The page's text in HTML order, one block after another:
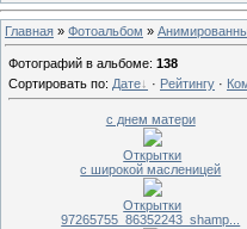
Главная » Фотоальбом »
Фотографий в альбоме: 138
Сортировать по: Дате · Рейтингу ·
с днем матери
Открытки
с широкой масленицей
Открытки
97265755_86352243_shamp...